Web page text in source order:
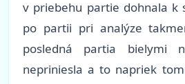
v priebehu partie dohnala k
po partii pri analýze
posledná partia bielymi
nepriniesla a to napriek